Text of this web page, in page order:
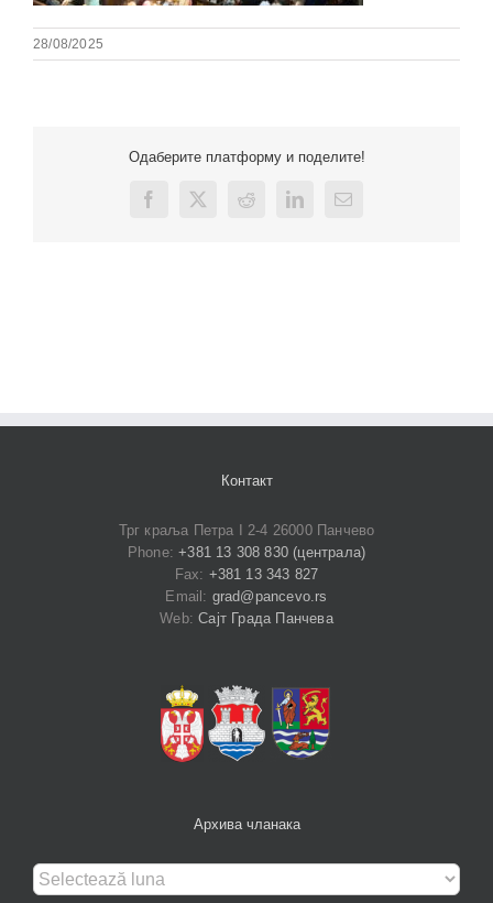
28/08/2025
Одаберите платформу и поделите!
Facebook
X Reddit LinkedInEmail
Контакт
Трг краља Петра I 2-4 26000 Панчево
Phone:+381 13 308 830 (централа)
Fax: +381 13 343 827
Email: grad@pancevo.rs
Web:Сајт Града Панчева
Архива чланака
Архива
чланака